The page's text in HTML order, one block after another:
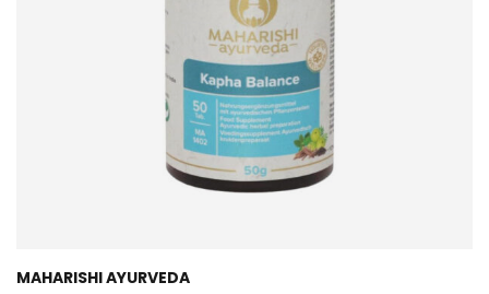
MAHARISHI AYURVEDA